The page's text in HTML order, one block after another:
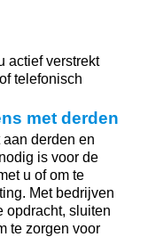
actief verstrekt
telefonisch
met derden
derden en
is voor de
u of om te
Met bedrijven
opdracht, sluiten
te zorgen voor